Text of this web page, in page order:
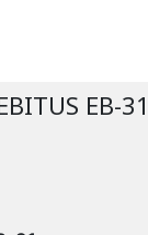
EB-